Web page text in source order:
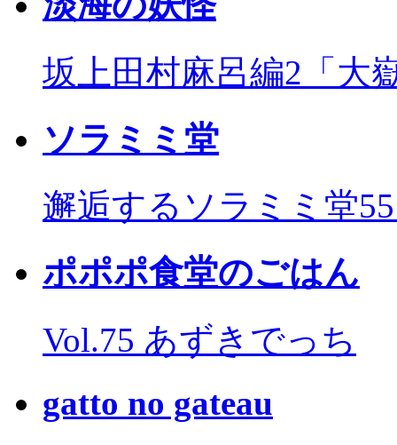
坂上田村麻呂編2「大
ソラミミ堂
邂逅するソラミミ堂
ポポポ食堂のごはん
Vol.75 あずきでっち
gatto no gateau